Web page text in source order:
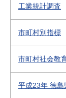
工業統計調査
市町村別指標
市町村社会教
平成23年 徳島